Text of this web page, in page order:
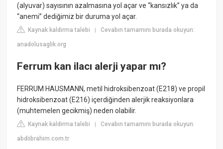
(alyuvar) sayısının azalmasına yol açar ve “kansızlık” ya da
“anemi” dediğimiz bir duruma yol açar.
Kaynak kaldırma talebi |Cevabın tamamını burada okuyun:
anadolusaglik.org
Ferrum kan ilacı alerji yapar mı?
FERRUM HAUSMANN, metil hidroksibenzoat (E218) ve propil
hidroksibenzoat (E216) içerdiğinden alerjik reaksiyonlara
(muhtemelen gecikmiş) neden olabilir.
Kaynak kaldırma talebi |Cevabın tamamını burada okuyun:
abdiibrahim.com.tr